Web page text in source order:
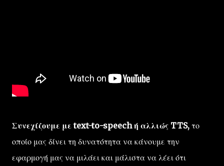
Συνεχίζουμε με text-to-speech ή αλλιώς TTS, το
οποίο μας δίνει τη δυνατότητα να κάνουμε την
εφαρμογή μας να μιλάει και μάλιστα να λέει ότι